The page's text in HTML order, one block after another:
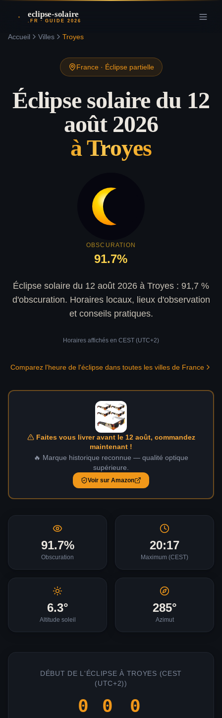
eclipse-solaire
.FR · GUIDE 2026
Accueil Villes Troyes
France· Éclipse partielle
Éclipse solaire du 12
août 2026
àTroyes
OBSCURATION
91.7%
Éclipse solaire du 12 août 2026 à Troyes : 91,7 %
d'obscuration. Horaires locaux, lieux d'observation
et conseils pratiques.
Horaires affichés en CEST (UTC+2)
Comparez l'heure de l'éclipse dans toutes les villes de France
Faites vous livrer avant le 12 août, commandez
maintenant !
🔥 Marque historique reconnue — qualité optique
supérieure.
Voir sur Amazon
91.7%
Obscuration
20:17
Maximum (CEST)
6.3°
Altitude soleil
285°
Azimut
DÉBUT DE L'ÉCLIPSE À TROYES (CEST
(UTC+2))
0 0 0